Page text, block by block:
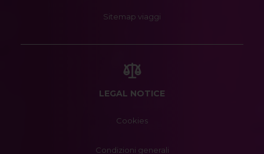
Sitemap viaggi
LEGAL NOTICE
Cookies
Condizioni generali